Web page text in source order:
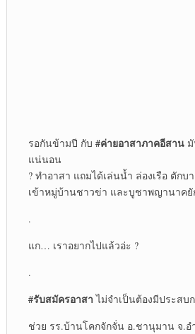
รอกันข้ามปี กับ #ค่ายอาสาภาคอีสานมั
แน่นอน
? ทำอาสา แถมได้เล่นน้ำ ล่องเรือ ตักบ
เข้าหมู่บ้านชาวข่า และบูชาพญานาค
.
แก… เราอยากไปแล้วอ่ะ ?
.
#รับสมัครอาสา ไม่จำเป็นต้องมีประสบ
ช่วย รร.บ้านโคกจักจั่น อ.ชานุมาน จ.อ